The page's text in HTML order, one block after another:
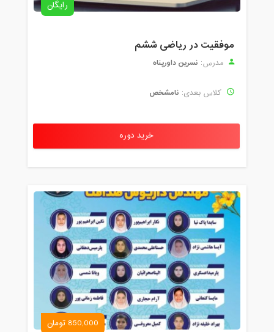
رایگان
موفقیت در ریاضی ششم
مدرس: نسرین داورپناه
کلاس بعدی: نامشخص
خرید دوره
850,000 تومان